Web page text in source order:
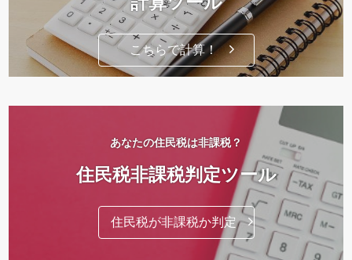
こちらで計算！
あなたの住民税は非課税？
住民税非課税判定ツール
住民税が非課税か判定